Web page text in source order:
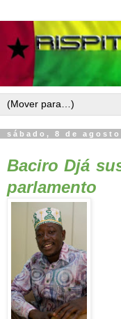
sábado, 8 de agosto
Baciro Djá
parlamento